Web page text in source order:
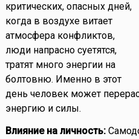
критических, опасных дней,
когда в воздухе витает
атмосфера конфликтов,
люди напрасно суетятся,
тратят много энергии на
болтовню. Именно в этот
день человек может
энергию и силы.
Влияние на личность: